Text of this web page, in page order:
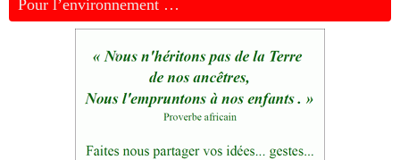
Pour l’environnement …